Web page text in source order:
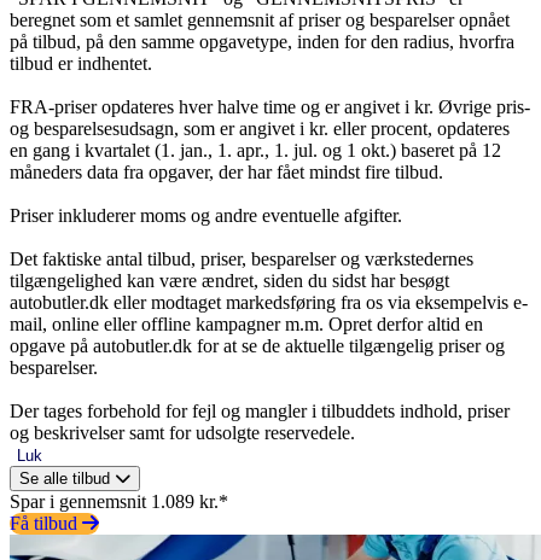
beregnet som et samlet gennemsnit af priser og besparelser opnået
på tilbud, på den samme opgavetype, inden for den radius, hvorfra
tilbud er indhentet.
FRA-priser opdateres hver halve time og er angivet i kr. Øvrige pris-
og besparelsesudsagn, som er angivet i kr. eller procent, opdateres
en gang i kvartalet (1. jan., 1. apr., 1. jul. og 1 okt.) baseret på 12
måneders data fra opgaver, der har fået mindst fire tilbud.
Priser inkluderer moms og andre eventuelle afgifter.
Det faktiske antal tilbud, priser, besparelser og værkstedernes
tilgængelighed kan være ændret, siden du sidst har besøgt
autobutler.dk eller modtaget markedsføring fra os via eksempelvis e-
mail, online eller offline kampagner m.m. Opret derfor altid en
opgave på autobutler.dk for at se de aktuelle tilgængelig priser og
besparelser.
Der tages forbehold for fejl og mangler i tilbuddets indhold, priser
og beskrivelser samt for udsolgte reservedele.
Luk
Se alle tilbud
Spar i gennemsnit 1.089 kr.*
Få tilbud